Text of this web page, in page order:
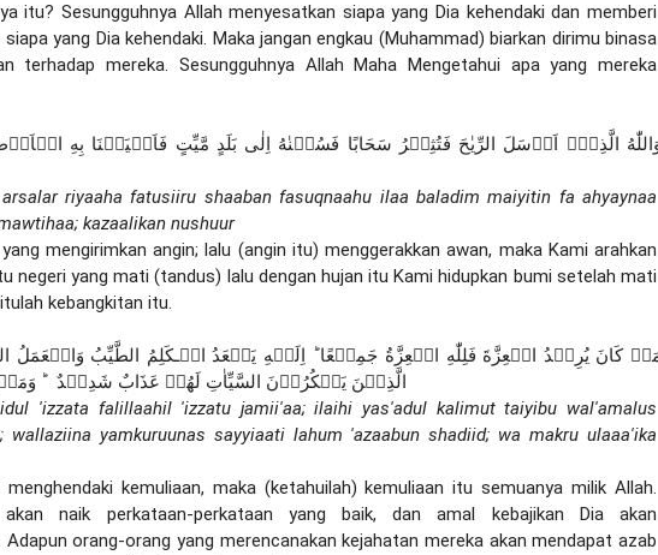
itu? Sesungguhnya Allah menyesatkan siapa yang Dia kehendaki dan memberi
yang Dia kehendaki. Maka jangan engkau (Muhammad) biarkan dirimu binasa
terhadap mereka. Sesungguhnya Allah Maha Mengetahui apa yang mereka
riyaaha fatusiiru shaaban fasuqnaahu ilaa baladim maiyitin fa ahyaynaa
kazaalikan nushuur
mengirimkan angin; lalu (angin itu) menggerakkan awan, maka Kami arahkan
negeri yang mati (tandus) lalu dengan hujan itu Kami hidupkan bumi setelah mati
kebangkitan itu.
الَّذِيۡنَ يَمۡكُرُوۡنَ السَّيِّاٰتِ لَهُمۡ عَذَابٌ شَدِيۡدٌ  ؕ وَمَكۡرُ
'izzata falillaahil 'izzatu jamii'aa; ilaihi yas'adul kalimut taiyibu wal'amalus
wallaziina yamkuruunas sayyiaati lahum 'azaabun shadiid; wa makru ulaaa'ika
menghendaki kemuliaan, maka (ketahuilah) kemuliaan itu semuanya milik Allah.
akan naik perkataan-perkataan yang baik, dan amal kebajikan Dia akan
Adapun orang-orang yang merencanakan kejahatan mereka akan mendapat azab